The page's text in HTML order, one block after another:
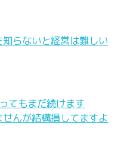
らないと経営は難しい
もまだ続けます
んが結構損してますよ